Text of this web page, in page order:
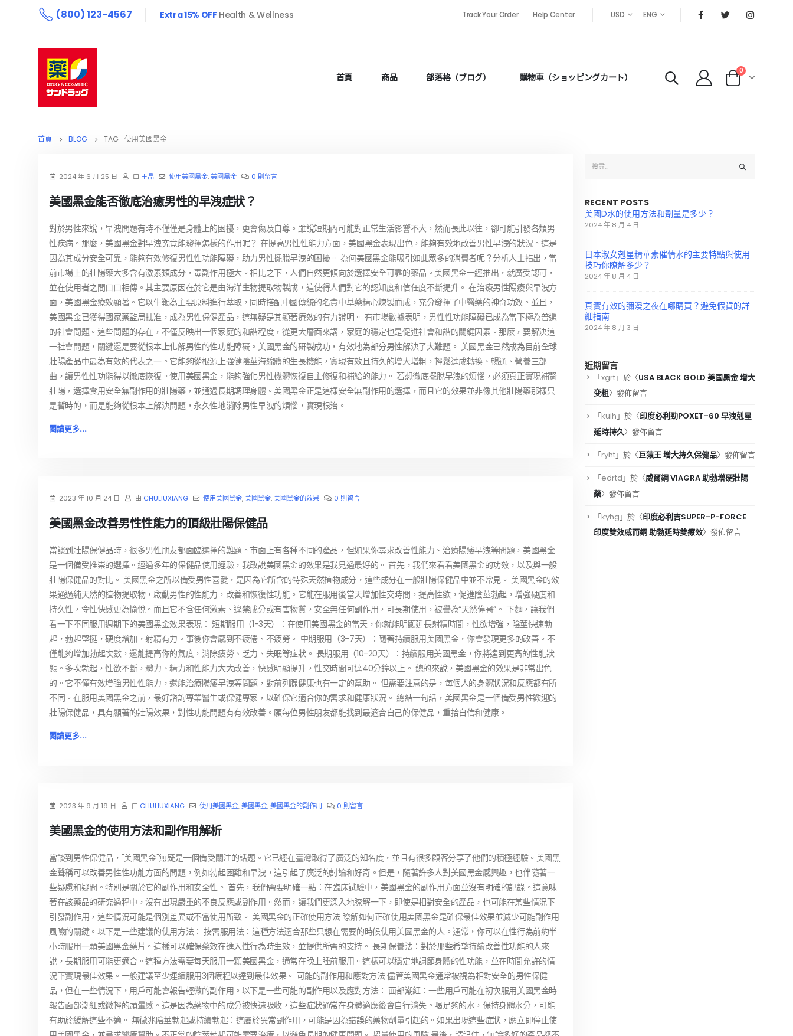
(800) 123-4567 Extra 15% OFFHealth & Wellness Track Your Order Help Center USD ENG
首頁 商品 部落格（ブログ） 購物車（ショッピングカート）
0
首頁 BLOG TAG -使用美國黑金
2024 年 6 月 25 日 由 王晶 使用美國黑金,美國黑金 0 則留言
美國黑金能否徹底治癒男性的早洩症狀？
對於男性來說，早洩問題有時不僅僅是身體上的困擾，更會傷及自尊。雖說短期內可能對正常生活影響不大，然而長此以往，卻可能引發各類男
性疾病。那麼，美國黑金對早洩究竟能發揮怎樣的作用呢？ 在提高男性性能力方面，美國黑金表現出色，能夠有效地改善男性早洩的狀況。這是
因為其成分安全可靠，能夠有效修復男性性功能障礙，助力男性擺脫早洩的困擾。 為何美國黑金能吸引如此眾多的消費者呢？分析人士指出，當
前市場上的壯陽藥大多含有激素類成分，毒副作用極大。相比之下，人們自然更傾向於選擇安全可靠的藥品。美國黑金一經推出，就廣受認可，
並在使用者之間口口相傳。其主要原因在於它是由海洋生物提取物製成，這使得人們對它的認知度和信任度不斷提升。 在治療男性陽痿與早洩方
面，美國黑金療效顯著。它以牛鞭為主要原料進行萃取，同時搭配中國傳統的名貴中草藥精心煉製而成，充分發揮了中醫藥的神奇功效。並且，
美國黑金已獲得國家藥監局批准，成為男性保健產品，這無疑是其顯著療效的有力證明。 有市場數據表明，男性性功能障礙已成為當下極為普遍
的社會問題。這些問題的存在，不僅反映出一個家庭的和諧程度，從更大層面來講，家庭的穩定也是促進社會和諧的關鍵因素。那麼，要解決這
一社會問題，關鍵還是要從根本上化解男性的性功能障礙。美國黑金的研製成功，有效地為部分男性解決了大難題。 美國黑金已然成為目前全球
壯陽產品中最為有效的代表之一。它能夠從根源上強健陰莖海綿體的生長機能，實現有效且持久的增大增粗，輕鬆達成轉換、暢通、營養三部
曲，讓男性性功能得以徹底恢復。使用美國黑金，能夠強化男性機體恢復自主修復和補給的能力。 若想徹底擺脫早洩的煩惱，必須真正實現補腎
壯陽，選擇食用安全無副作用的壯陽藥，並通過長期調理身體。美國黑金正是這樣安全無副作用的選擇，而且它的效果並非像其他壯陽藥那樣只
是暫時的，而是能夠從根本上解決問題，永久性地消除男性早洩的煩惱，實現根治。
閱讀更多...
2023 年 10 月 24 日 由 CHULIUXIANG 使用美國黑金,美國黑金,美國黑金的效果 0 則留言
美國黑金改善男性性能力的頂級壯陽保健品
當談到壯陽保健品時，很多男性朋友都面臨選擇的難題。市面上有各種不同的產品，但如果你尋求改善性能力、治療陽痿早洩等問題，美國黑金
是一個備受推崇的選擇。經過多年的保健品使用經驗，我敢說美國黑金的效果是我見過最好的。 首先，我們來看看美國黑金的功效，以及與一般
壯陽保健品的對比。 美國黑金之所以備受男性喜愛，是因為它所含的特殊天然植物成分，這些成分在一般壯陽保健品中並不常見。 美國黑金的效
果通過純天然的植物提取物，啟動男性的性能力，改善和恢復性功能。它能在服用後當天增加性交時間，提高性欲，促進陰莖勃起，增強硬度和
持久性，令性快感更為愉悅。而且它不含任何激素、違禁成分或有害物質，安全無任何副作用，可長期使用，被譽為“天然偉哥”。 下麵，讓我們
看一下不同服用週期下的美國黑金效果表現： 短期服用（1-3天）：在使用美國黑金的當天，你就能明顯延長射精時間，性欲增強，陰莖快速勃
起，勃起堅挺，硬度增加，射精有力。事後你會感到不疲倦、不疲勞。 中期服用（3-7天）：隨著持續服用美國黑金，你會發現更多的改善。不
僅能夠增加勃起次數，還能提高你的氣度，消除疲勞、乏力、失眠等症狀。 長期服用（10-20天）：持續服用美國黑金，你將達到更高的性能狀
態。多次勃起，性欲不斷，體力、精力和性能力大大改善，快感明顯提升，性交時間可達40分鐘以上。 總的來說，美國黑金的效果是非常出色
的。它不僅有效增強男性性能力，還能治療陽痿早洩等問題，對前列腺健康也有一定的幫助。 但需要注意的是，每個人的身體狀況和反應都有所
不同。在服用美國黑金之前，最好諮詢專業醫生或保健專家，以確保它適合你的需求和健康狀況。 總結一句話，美國黑金是一個備受男性歡迎的
壯陽保健品，具有顯著的壯陽效果，對性功能問題有有效改善。願每位男性朋友都能找到最適合自己的保健品，重拾自信和健康。
閱讀更多...
2023 年 9 月 19 日 由 CHULIUXIANG 使用美國黑金,美國黑金,美國黑金的副作用 0 則留言
美國黑金的使用方法和副作用解析
當談到男性保健品，"美國黑金"無疑是一個備受關注的話題。它已經在臺灣取得了廣泛的知名度，並且有很多顧客分享了他們的積極經驗。美國黑
金聲稱可以改善男性性功能方面的問題，例如勃起困難和早洩，這引起了廣泛的討論和好奇。但是，隨著許多人對美國黑金感興趣，也伴隨著一
些疑慮和疑問。特別是關於它的副作用和安全性。 首先，我們需要明確一點：在臨床試驗中，美國黑金的副作用方面並沒有明確的記錄。這意味
著在該藥品的研究過程中，沒有出現嚴重的不良反應或副作用。然而，讓我們更深入地瞭解一下，即使是相對安全的產品，也可能在某些情況下
引發副作用，這些情況可能是個別差異或不當使用所致。 美國黑金的正確使用方法 瞭解如何正確使用美國黑金是確保最佳效果並減少可能副作用
風險的關鍵。以下是一些建議的使用方法： 按需服用法：這種方法適合那些只想在需要的時候使用美國黑金的人。通常，你可以在性行為前約半
小時服用一顆美國黑金藥片。這樣可以確保藥效在進入性行為時生效，並提供所需的支持。 長期保養法：對於那些希望持續改善性功能的人來
說，長期服用可能更適合。這種方法需要每天服用一顆美國黑金，通常在晚上睡前服用。這樣可以穩定地調節身體的性功能，並在時間允許的情
況下實現最佳效果。一般建議至少連續服用3個療程以達到最佳效果。 可能的副作用和應對方法 儘管美國黑金通常被視為相對安全的男性保健
品，但在一些情況下，用戶可能會報告輕微的副作用。以下是一些可能的副作用以及應對方法： 面部潮紅：一些用戶可能在初次服用美國黑金時
報告面部潮紅或微輕的頭暈感。這是因為藥物中的成分被快速吸收，這些症狀通常在身體適應後會自行消失。喝足夠的水，保持身體水分，可能
有助於緩解這些不適。 無徵兆陰莖勃起或持續勃起：這屬於異常副作用，可能是因為錯誤的藥物劑量引起的。如果出現這些症狀，應立即停止使
RECENT POSTS
美國D水的使用方法和劑量是多少？
2024 年 8 月 4 日
日本淑女剋星精華素催情水的主要特點與使用
技巧你瞭解多少？
2024 年 8 月 4 日
真實有效的彌漫之夜在哪購買？避免假貨的詳
細指南
2024 年 8 月 3 日
近期留言
「xgrt」於〈USA BLACK GOLD 美国黑金 增大
变粗〉發佈留言
「kuih 」於〈印度必利勁POXET-60 早洩剋星
延時持久〉發佈留言
「ryht」於〈巨猿王 增大持久保健品〉發佈留言
「edrtd 」於〈威爾鋼 VIAGRA 助勃增硬壯陽
藥〉發佈留言
「kyhg 」於〈印度必利吉SUPER-P-FORCE
印度雙效威而鋼 助勃延時雙療效〉發佈留言